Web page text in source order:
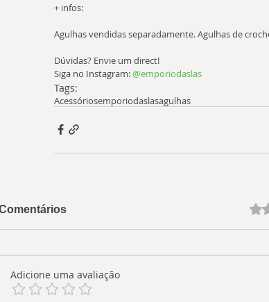
+ infos:
Agulhas vendidas separadamente. Agulhas de
Dúvidas? Envie um direct!
Siga no Instagram: @emporiodaslas
Tags:
Acessóriosemporiodaslasagulhas
Adicione uma avaliação